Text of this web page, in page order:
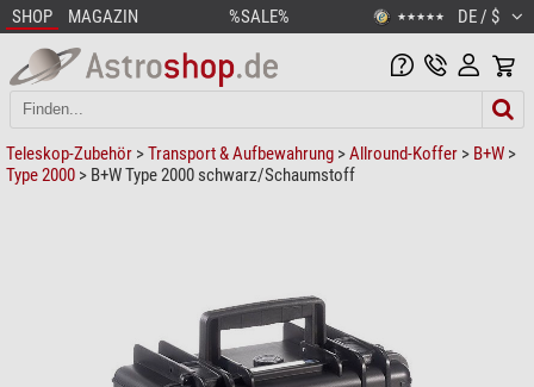
SHOP MAGAZIN %SALE% ★★★★★ DE / $
Teleskop-Zubehör >Transport & Aufbewahrung >Allround-Koffer > B+W >
Type 2000 > B+W Type 2000 schwarz/Schaumstoff